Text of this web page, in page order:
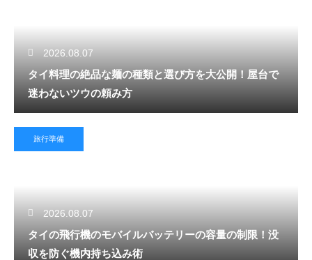
2026.08.07
タイ料理の絶品な麺の種類と選び方を大公開！屋台で
迷わないツウの頼み方
旅行準備
2026.08.07
タイの飛行機のモバイルバッテリーの容量の制限！没
収を防ぐ機内持ち込み術